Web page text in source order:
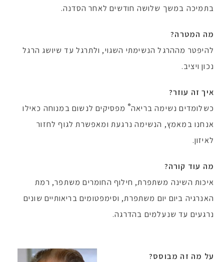
בתמיכה במשך שלושה חודשים לאחר הסדנה.
מה המטרה?
להיפטר מההרגל הנשימתי השגוי, ולתרגל עד שיושג הרגל
נכון ויציב.
איך זה עוזר?
כשלומדים נשימה בריאה® מפסיקים לנשום במנוחה כאילו
אנחנו במאמץ, הנשימה נרגעת ומאפשרת לגוף לחזור
לאיזון.
מה עוד קורה?
איכות השינה משתפרת, חילוף החומרים משתפר, רמת
האנרגיה ביום יום משתפרת, וסימפטומים בריאותיים שונים
נרגעים עד שנעלמים בהדרגה.
על מה זה מבוסס?